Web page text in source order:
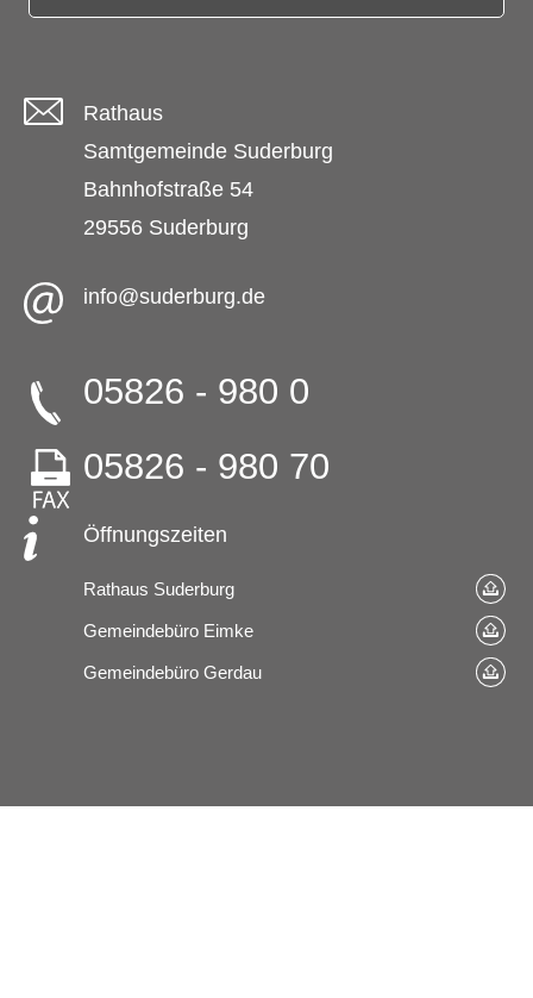
Rathaus
Samtgemeinde Suderburg
Bahnhofstraße 54
29556 Suderburg
info@suderburg.de
05826 - 980 0
05826 - 980 70
Öffnungszeiten
Rathaus Suderburg
Gemeindebüro Eimke
Gemeindebüro Gerdau